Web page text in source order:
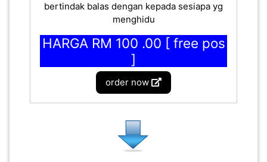
bertindak balas dengan kepada sesiapa yg
menghidu
HARGA RM 100 .00 [ free pos
]
order now